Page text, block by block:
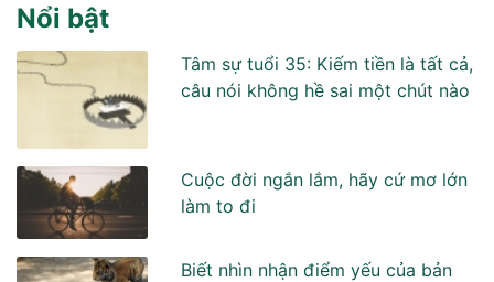
Nổi bật
Tâm sự tuổi 35: Kiếm tiền là tất cả,
câu nói không hề sai một chút nào
Cuộc đời ngắn lắm, hãy cứ mơ lớn
làm to đi
Biết nhìn nhận điểm yếu của bản